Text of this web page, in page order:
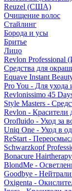
Reuzel (США)
Очищение волос
Стайлинг
Борода и усы
Бритье
Лицо
Revlon Professional
Средства для
Equave Instant
Pro You - Для ухода
Revlonissimo 45
Style Masters -
Revlon - Красители
Orofluido - Уход за
Uniq One - Уход в
ReStart -
Schwarzkopf
Bonacure
BlondMe -
Goodbye -
Oxigenta -